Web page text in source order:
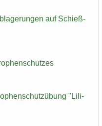
auf Schieß­
"Li­li­